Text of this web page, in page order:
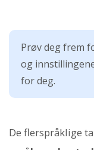
Prøv deg frem
og
for deg.
De flerspråklige